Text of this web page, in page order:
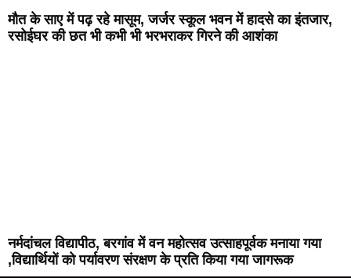
मौत के साए में पढ़ रहे मासूम, जर्जर स्कूल भवन में हादसे का इंतजार,
रसोईघर की छत भी कभी भी भरभराकर गिरने की आशंका
नर्मदांचल विद्यापीठ, बरगांव में वन महोत्सव उत्साहपूर्वक मनाया गया
,विद्यार्थियों को पर्यावरण संरक्षण के प्रति किया गया जागरूक